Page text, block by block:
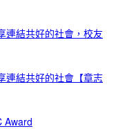
連結共好的社會，校友
連結共好的社會【章志
Award